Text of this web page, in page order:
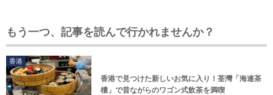
もう一つ、記事を読んで行かれませんか？
香港
香港で見つけた新しいお気に入り！荃灣「海連茶
樓」で昔ながらのワゴン式飲茶を満喫